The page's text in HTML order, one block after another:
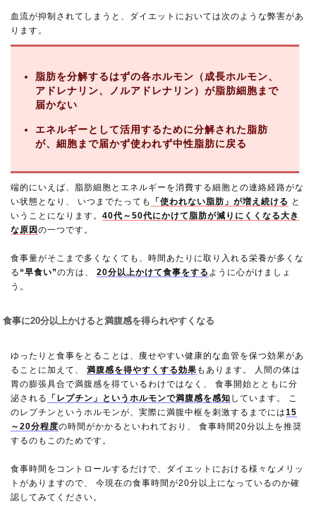
血流が抑制されてしまうと、ダイエットにおいては次のような弊害があ
ります。
脂肪を分解するはずの各ホルモン（成長ホルモン、
アドレナリン、ノルアドレナリン）が脂肪細胞まで
届かない
エネルギーとして活用するために分解された脂肪
が、細胞まで届かず使われず中性脂肪に戻る
端的にいえば、脂肪細胞とエネルギーを消費する細胞との連絡経路がな
い状態となり、 いつまでたっても
「使われない脂肪」が増え続ける と
いうことになります。40代～50代にかけて脂肪が減りにくくなる大き
な原因の一つです。
食事量がそこまで多くなくても、時間あたりに取り入れる栄養が多くな
る“早食い”の方は、20分以上かけて食事をする ように心がけましょ
う。
食事に20分以上かけると満腹感を得られやすくなる
ゆったりと食事をとることは、痩せやすい健康的な血管を保つ効果があ
ることに加えて、満腹感を得やすくする効果 もあります。 人間の体は
胃の膨張具合で満腹感を得ているわけではなく、 食事開始とともに分
泌される
「レプチン」というホルモンで満腹感を感知 しています。 こ
のレプチンというホルモンが、実際に満腹中枢を刺激するまでには15
～20分程度の時間がかかるといわれており、 食事時間20分以上を推奨
するのもこのためです。
食事時間をコントロールするだけで、ダイエットにおける様々なメリッ
トがありますので、 今現在の食事時間が20分以上になっているのか確
認してみてください。